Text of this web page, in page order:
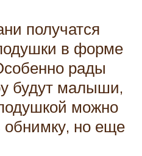
получатся
в форме
рады
будут малыши,
можно
обнимку, но еще